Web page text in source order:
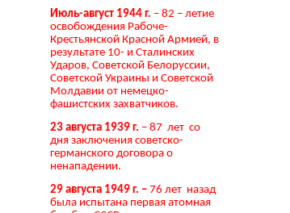
Июль-август 1944 г. – 82 – летие
освобождения Рабоче-
Крестьянской Красной Армией, в
результате 10- и Сталинских
Ударов, Советской Белоруссии,
Советской Украины и Советской
Молдавии от немецко-
фашистских захватчиков.
23 августа 1939 г. – 87 лет со
дня заключения советско-
германского договора о
ненападении.
29 августа 1949 г. – 76 лет назад
была испытана первая атомная